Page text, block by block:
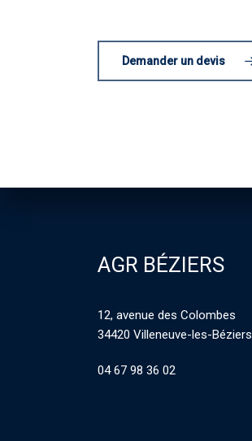
Demander un devis
AGR BÉZIERS
12, avenue des Colombes
34420 Villeneuve-les-Béziers
04 67 98 36 02